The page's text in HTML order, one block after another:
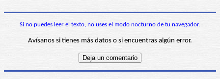
Si no puedes leer el texto, no uses el modo nocturno de tu navegador.
Avísanos si tienes más datos o si encuentras algún error.